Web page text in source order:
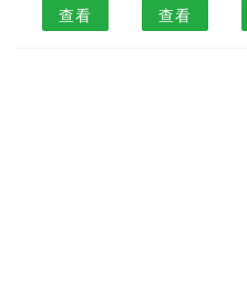
查看 查看